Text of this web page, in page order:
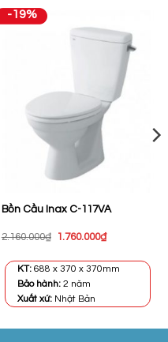
-19%
Bồn Cầu Inax C-117VA
2.160.000₫
Giá
2.160.000₫.
1.760.000₫Giá
là:
KT: 688 x 370 x 370mm
Bảo hành:2 năm
Xuất xứ: Nhật Bản